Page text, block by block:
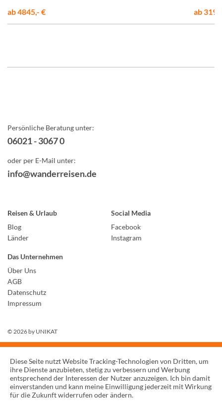
ab 4845,- €
ab
Persönliche Beratung unter:
06021 - 3067 0
oder per E-Mail unter:
info@wanderreisen.de
Reisen & Urlaub
Blog
Länder
Social Media
Facebook
Instagram
Das Unternehmen
Über Uns
AGB
Datenschutz
Impressum
© 2026 by UNIKAT
Diese Seite nutzt Website Tracking-Technologien von Dritten, um
ihre Dienste anzubieten, stetig zu verbessern und Werbung
entsprechend der Interessen der Nutzer anzuzeigen. Ich bin damit
einverstanden und kann meine Einwilligung jederzeit mit Wirkung
für die Zukunft widerrufen oder ändern.